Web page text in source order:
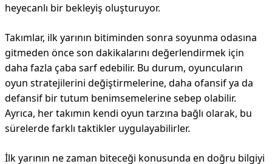
heyecanlı bir bekleyiş oluşturuyor.
Takımlar, ilk yarının bitiminden sonra soyunma odasına
gitmeden önce son dakikalarını değerlendirmek için
daha fazla çaba sarf edebilir. Bu durum, oyuncuların
oyun stratejilerini değiştirmelerine, daha ofansif ya da
defansif bir tutum benimsemelerine sebep olabilir.
Ayrıca, her takımın kendi oyun tarzına bağlı olarak, bu
sürelerde farklı taktikler uygulayabilirler.
İlk yarının ne zaman biteceği konusunda en doğru bilgiyi